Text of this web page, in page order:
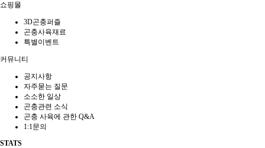
쇼핑몰
3D곤충퍼즐
곤충사육재료
특별이벤트
커뮤니티
공지사항
자주묻는 질문
소소한 일상
곤충관련 소식
곤충 사육에 관한 Q&A
1:1문의
STATS